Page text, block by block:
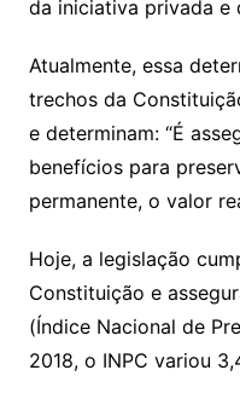
da iniciativa privada e
Atualmente, essa
trechos da
e determinam: “É
benefícios para
permanente, o valor
Hoje, a legislação
Constituição e
(Índice Nacional de
2018, o INPC variou